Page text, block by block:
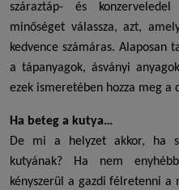
száraztáp- és
minőséget válassza, azt,
kedvence számáras. Alaposan
a tápanyagok, ásványi
ezek ismeretében hozza meg a
Ha beteg a kutya…
De mi a helyzet akkor, ha
kutyának? Ha nem
kényszerül a gazdi félretenni a